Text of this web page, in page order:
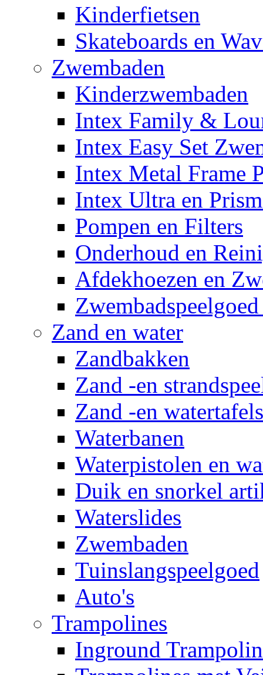
Kinderfietsen
Skateboards en
Zwembaden
Kinderzwembaden
Intex Family &
Intex Easy Set
Intex Metal Frame
Intex Ultra en
Pompen en Filters
Onderhoud en
Afdekhoezen en
Zand en water
Zandbakken
Zand -en
Zand -en watertafels
Waterbanen
Waterpistolen en
Duik en snorkel
Waterslides
Zwembaden
Tuinslangspeelgoed
Auto's
Trampolines
Inground